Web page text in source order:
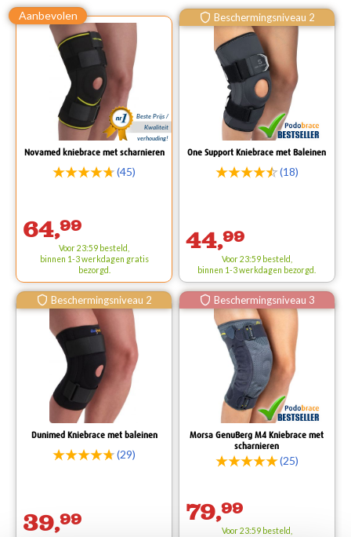
Beste Prijs /
Kwaliteit
verhouding!
Novamed kniebrace met scharnieren
(45)
64,99
Voor 23:59 besteld,
binnen 1-3 werkdagen gratis
bezorgd.
Beschermingsniveau 2
One Support Kniebrace met Baleinen
(18)
44,99
Voor 23:59 besteld,
binnen 1-3 werkdagen bezorgd.
Beschermingsniveau 2
Dunimed Kniebrace met baleinen
(29)
39,99
Beschermingsniveau 3
Morsa GenuBerg M4 Kniebrace met
scharnieren
(25)
79,99
Voor 23:59 besteld,